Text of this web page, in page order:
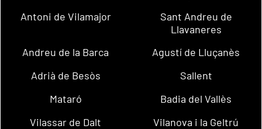
Antoni de Vilamajor
Sant Andreu de
Llavaneres
Andreu de la Barca
Agustí de Lluçanès
Adrià de Besòs
Sallent
Mataró
Badia del Vallès
Vilassar de Dalt
Vilanova i la Geltrú